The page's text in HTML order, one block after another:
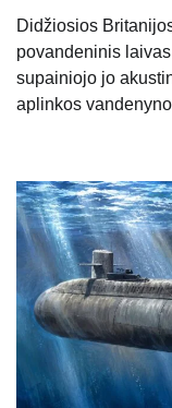
Didžiosios
povandeninis
supainiojo jo
aplinkos